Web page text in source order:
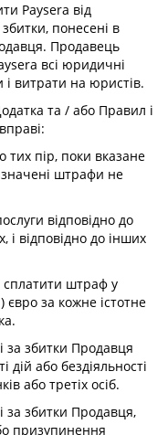
Paysera від
збитки, понесені в
Продавець
всі юридичні
витрати на юристів.
та / або Правил і
пір, поки вказане
штрафи не
відповідно до
і відповідно до інших
сплатити штраф у
євро за кожне істотне
за збитки Продавця
дій або бездіяльності
або третіх осіб.
за збитки Продавця,
призупинення